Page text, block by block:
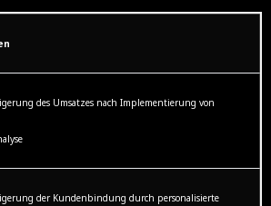
des Umsatzes nach Implementierung von
der Kundenbindung durch personalisierte